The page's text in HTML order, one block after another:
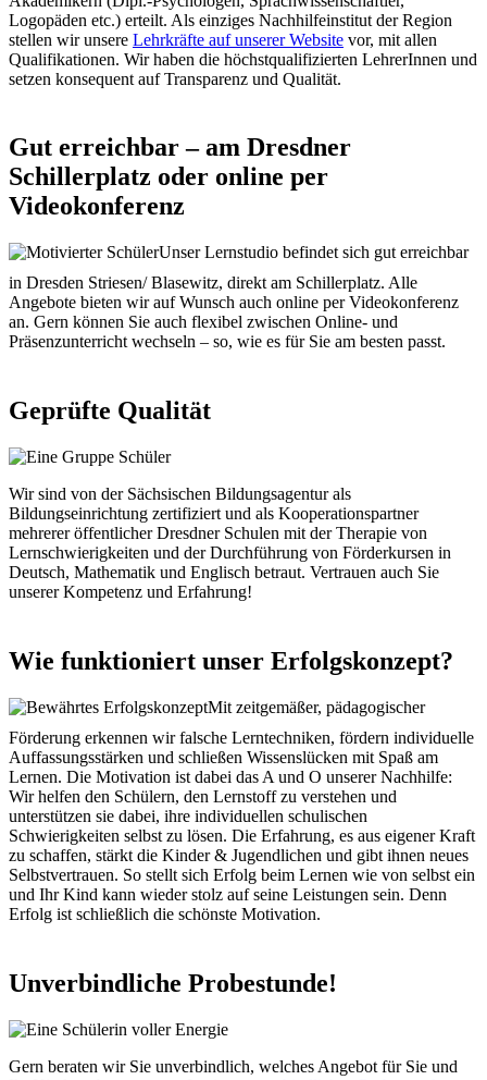
Logopäden etc.) erteilt. Als einziges Nachhilfeinstitut der Region
stellen wir unsere Lehrkräfte auf unserer Website vor, mit allen
Qualifikationen. Wir haben die höchstqualifizierten LehrerInnen und
setzen konsequent auf Transparenz und Qualität.
Gut erreichbar – am Dresdner
Schillerplatz oder online per
Videokonferenz
Unser Lernstudio befindet sich gut erreichbar
in Dresden Striesen/ Blasewitz, direkt am Schillerplatz. Alle
Angebote bieten wir auf Wunsch auch online per Videokonferenz
an. Gern können Sie auch flexibel zwischen Online- und
Präsenzunterricht wechseln – so, wie es für Sie am besten passt.
Geprüfte Qualität
Wir sind von der Sächsischen Bildungsagentur als
Bildungseinrichtung zertifiziert und als Kooperationspartner
mehrerer öffentlicher Dresdner Schulen mit der Therapie von
Lernschwierigkeiten und der Durchführung von Förderkursen in
Deutsch, Mathematik und Englisch betraut. Vertrauen auch Sie
unserer Kompetenz und Erfahrung!
Wie funktioniert unser Erfolgskonzept?
Mit zeitgemäßer, pädagogischer
Förderung erkennen wir falsche Lerntechniken, fördern individuelle
Auffassungsstärken und schließen Wissenslücken mit Spaß am
Lernen. Die Motivation ist dabei das A und O unserer Nachhilfe:
Wir helfen den Schülern, den Lernstoff zu verstehen und
unterstützen sie dabei, ihre individuellen schulischen
Schwierigkeiten selbst zu lösen. Die Erfahrung, es aus eigener Kraft
zu schaffen, stärkt die Kinder & Jugendlichen und gibt ihnen neues
Selbstvertrauen. So stellt sich Erfolg beim Lernen wie von selbst ein
und Ihr Kind kann wieder stolz auf seine Leistungen sein. Denn
Erfolg ist schließlich die schönste Motivation.
Unverbindliche Probestunde!
Gern beraten wir Sie unverbindlich, welches Angebot für Sie und